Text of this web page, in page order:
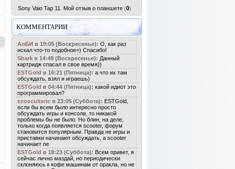
Sony Vaio Tap 11. Мой отзыв о планшете (0)
КОММЕНТАРИИ
АлБИ в 19:05 (Воскресенье): О, как раз
искал что-то подобное=) Спасибо!
Shark в 14:49 (Воскресенье): Данный
картридж спасал в свое время))
ESTGold в 16:21 (Пятница): а что их там
обсуждать, взял и играешь)
ESTGold в 04:44 (Пятница): какой идиот это
программировал?
ezooculteric в 23:05 (Суббота): ESTGold,
если бы всем было интересно просто
обсуждать игры и консоли, то никакой
проблемы бы не было. Но блин, на деле,
только когда появляется scooter, форум
становится популярным. Правда не игры и
приставки начинают обсуждать, а scooter
начинает пе
ESTGold в 18:23 (Суббота): Всем привет, я
сейчас лично маздай, но периодически
склоняюсь к кофе машинам от оракла, но не